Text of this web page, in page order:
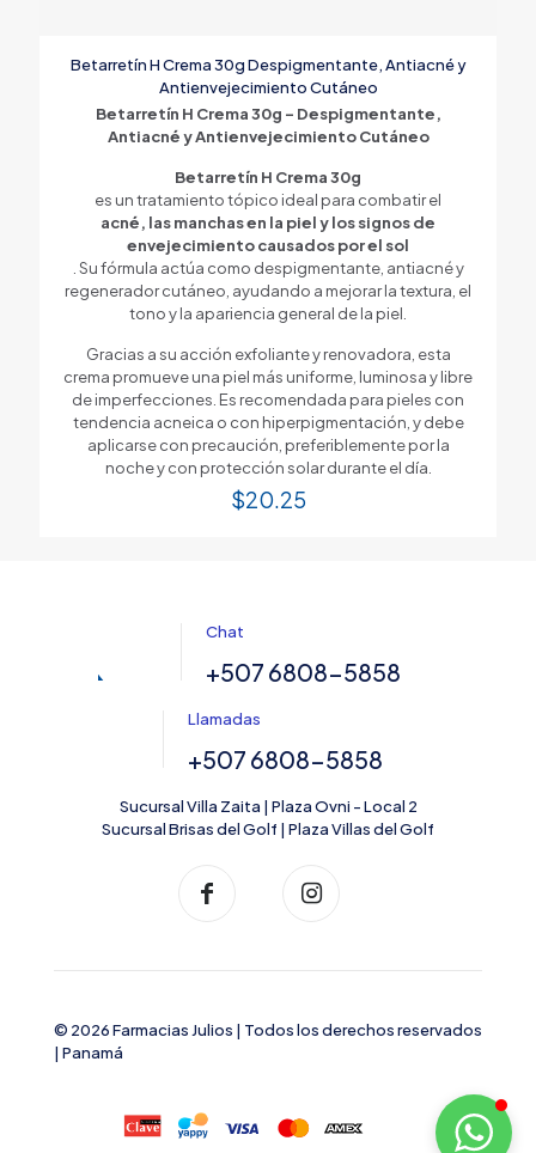
Betarretín H Crema 30g Despigmentante, Antiacné y
Antienvejecimiento Cutáneo
Betarretín H Crema 30g – Despigmentante,
Antiacné y Antienvejecimiento Cutáneo
Betarretín H Crema 30g
es un tratamiento tópico ideal para combatir el
acné, las manchas en la piel y los signos de
envejecimiento causados por el sol
. Su fórmula actúa como despigmentante, antiacné y
regenerador cutáneo, ayudando a mejorar la textura, el
tono y la apariencia general de la piel.
Gracias a su acción exfoliante y renovadora, esta
crema promueve una piel más uniforme, luminosa y libre
de imperfecciones. Es recomendada para pieles con
tendencia acneica o con hiperpigmentación, y debe
aplicarse con precaución, preferiblemente por la
noche y con protección solar durante el día.
$20.25
Chat
+507 6808-5858
Llamadas
+507 6808-5858
Sucursal Villa Zaita | Plaza Ovni - Local 2
Sucursal Brisas del Golf | Plaza Villas del Golf
© 2026 Farmacias Julios | Todos los derechos reservados
| Panamá